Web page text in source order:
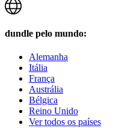
dundle pelo mundo:
Alemanha
Itália
França
Austrália
Bélgica
Reino Unido
Ver todos os países